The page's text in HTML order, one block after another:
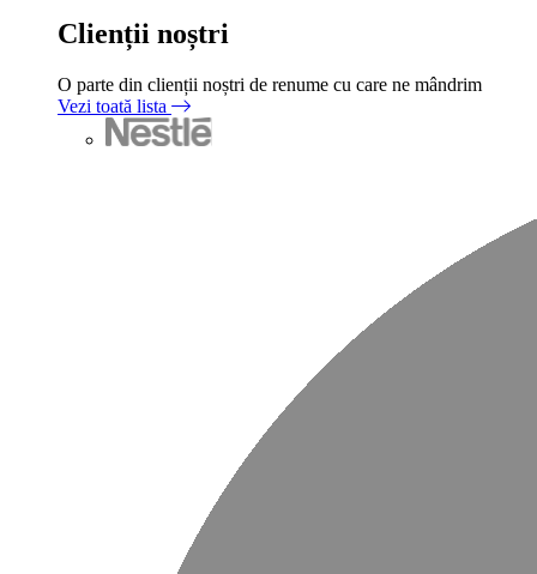
Clienții noștri
O parte din clienții noștri de renume cu care ne mândrim
Vezi toată lista